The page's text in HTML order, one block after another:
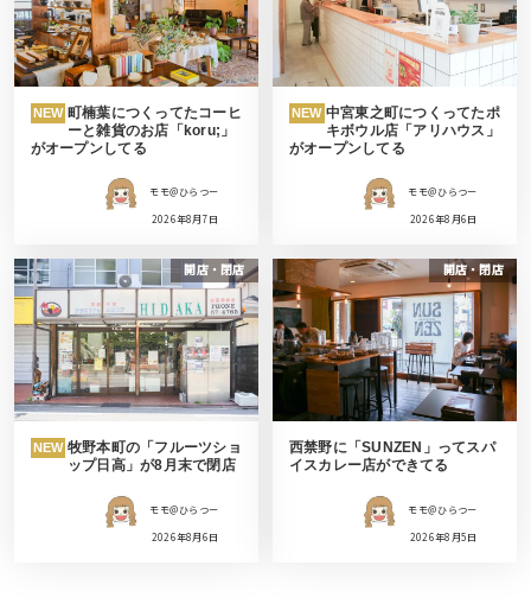
NEW 町楠葉につくってたコーヒ
ーと雑貨のお店「koru;」
がオープンしてる
モモ＠ひらつー
2026年8月7日
NEW 中宮東之町につくってたポ
キボウル店「アリハウス」
がオープンしてる
モモ＠ひらつー
2026年8月6日
開店・閉店
NEW 牧野本町の「フルーツショ
ップ日高」が8月末で閉店
モモ＠ひらつー
2026年8月6日
開店・閉店
西禁野に「SUNZEN」ってスパ
イスカレー店ができてる
モモ＠ひらつー
2026年8月5日